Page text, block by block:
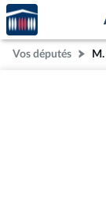
Aller au contenu
Aller en bas de la
Accèder
à la
page
d'accueil
Vos députés